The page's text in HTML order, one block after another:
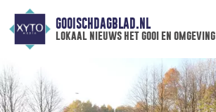
GOOISCHDAGBLAD.NL
lokaal nieuws het gooi en omgeving